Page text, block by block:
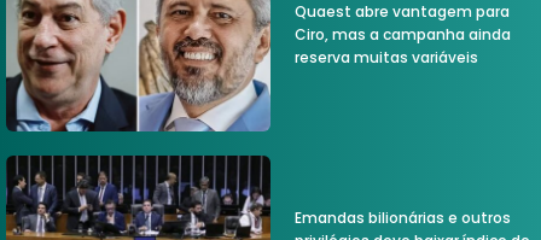
Quaest abre vantagem para
Ciro, mas a campanha ainda
reserva muitas variáveis
Emandas bilionárias e outros